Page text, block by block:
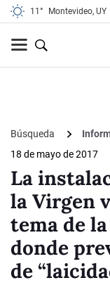
11° Montevideo, UY
Búsqueda
18 de mayo de 2017
La
la Virgen
tema de
donde
de